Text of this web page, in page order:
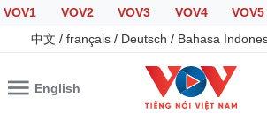
VOV1 VOV2 VOV3 VOV4 VOV5
中文 / français / Deutsch / Bahasa
English